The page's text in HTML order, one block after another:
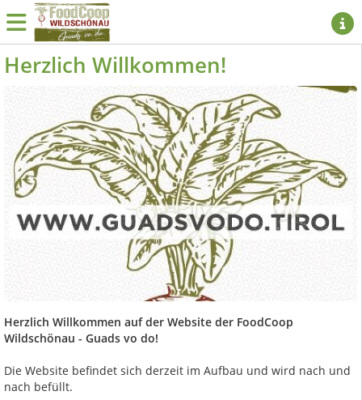
Herzlich Willkommen!
Herzlich Willkommen auf der Website der FoodCoop
Wildschönau - Guads vo do!
Die Website befindet sich derzeit im Aufbau und wird nach und
nach befüllt.